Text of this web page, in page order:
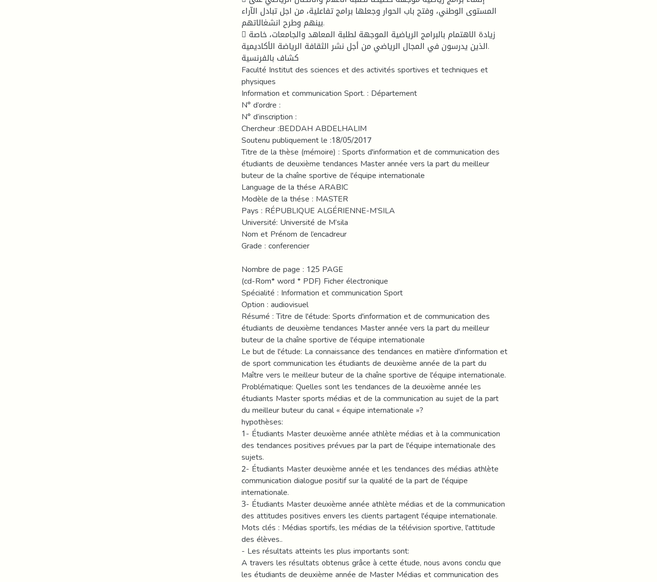
المستوى الوطني، وفتح باب الحوار وجعلها برامج تفاعلية، من اجل تبادل الآراء
بينهم وطرح انشغالاتهم.
 زيادة الاهتمام بالبرامج الرياضية الموجهة لطلبة المعاهد والجامعات، خاصة
الذين يدرسون في المجال الرياضي من أجل نشر الثقافة الرياضة الأكاديمية.
كشاف بالفرنسية
Faculté Institut des sciences et des activités sportives et techniques et
physiques
Information et communication Sport. : Département
N° d’ordre :
N° d’inscription :
Chercheur :BEDDAH ABDELHALIM
Soutenu publiquement le :18/05/2017
Titre de la thèse (mémoire) : Sports d'information et de communication des
étudiants de deuxième tendances Master année vers la part du meilleur
buteur de la chaîne sportive de l'équipe internationale
Language de la thése ARABIC
Modèle de la thése : MASTER
Pays : RÉPUBLIQUE ALGÉRIENNE-M’SILA
Université: Université de M’sila
Nom et Prénom de l’encadreur
Grade : conferencier
Nombre de page : 125 PAGE
(cd-Rom* word * PDF) Ficher électronique
Spécialité : Information et communication Sport
Option : audiovisuel
Résumé : Titre de l'étude: Sports d'information et de communication des
étudiants de deuxième tendances Master année vers la part du meilleur
buteur de la chaîne sportive de l'équipe internationale
Le but de l'étude: La connaissance des tendances en matière d'information et
de sport communication les étudiants de deuxième année de la part du
Maître vers le meilleur buteur de la chaîne sportive de l'équipe internationale.
Problématique: Quelles sont les tendances de la deuxième année les
étudiants Master sports médias et de la communication au sujet de la part
du meilleur buteur du canal « équipe internationale »?
hypothèses:
1- Étudiants Master deuxième année athlète médias et à la communication
des tendances positives prévues par la part de l'équipe internationale des
sujets.
2- Étudiants Master deuxième année et les tendances des médias athlète
communication dialogue positif sur la qualité de la part de l'équipe
internationale.
3- Étudiants Master deuxième année athlète médias et de la communication
des attitudes positives envers les clients partagent l'équipe internationale.
Mots clés : Médias sportifs, les médias de la télévision sportive, l'attitude
des élèves..
- Les résultats atteints les plus importants sont:
A travers les résultats obtenus grâce à cette étude, nous avons conclu que
les étudiants de deuxième année de Master Médias et communication des